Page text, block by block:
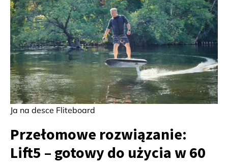
Ja na desce Fliteboard
Przełomowe rozwiązanie:
Lift5 – gotowy do użycia w 60